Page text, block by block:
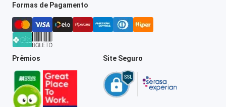
Formas de Pagamento
Prêmios Site Seguro